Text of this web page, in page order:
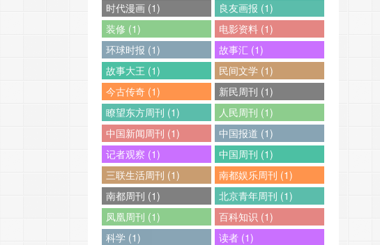
时代漫画 (1)
良友画报 (1)
装修 (1)
电影资料 (1)
环球时报 (1)
故事汇 (1)
故事大王 (1)
民间文学 (1)
今古传奇 (1)
新民周刊 (1)
瞭望东方周刊 (1)
人民周刊 (1)
中国新闻周刊 (1)
中国报道 (1)
记者观察 (1)
中国周刊 (1)
三联生活周刊 (1)
南都娱乐周刊 (1)
南都周刊 (1)
北京青年周刊 (1)
凤凰周刊 (1)
百科知识 (1)
科学 (1)
读者 (1)